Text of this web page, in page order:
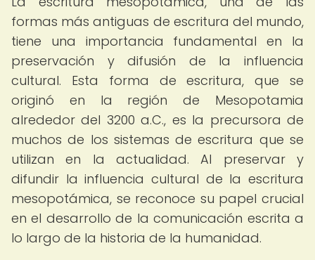
formas más antiguas de escritura del mundo,
tiene una importancia fundamental en la
preservación y difusión de la influencia
cultural. Esta forma de escritura, que se
originó en la región de Mesopotamia
alrededor del 3200 a.C., es la precursora de
muchos de los sistemas de escritura que se
utilizan en la actualidad. Al preservar y
difundir la influencia cultural de la escritura
mesopotámica, se reconoce su papel crucial
en el desarrollo de la comunicación escrita a
lo largo de la historia de la humanidad.